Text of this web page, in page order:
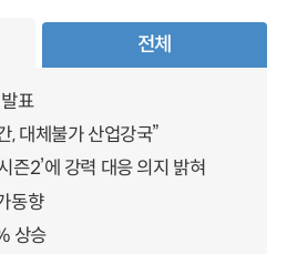
전체
표
대체불가 산업강국”
즌2’에 강력 대응 의지 밝혀
동향
상승